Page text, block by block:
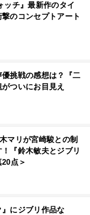
ッチ』最新作のタイ
撃のコンセプトアート
挑戦の感想は？『二
ついにお目見え
マリが宮崎駿との制
『鈴木敏夫とジブリ
点＞
』にジブリ作品な